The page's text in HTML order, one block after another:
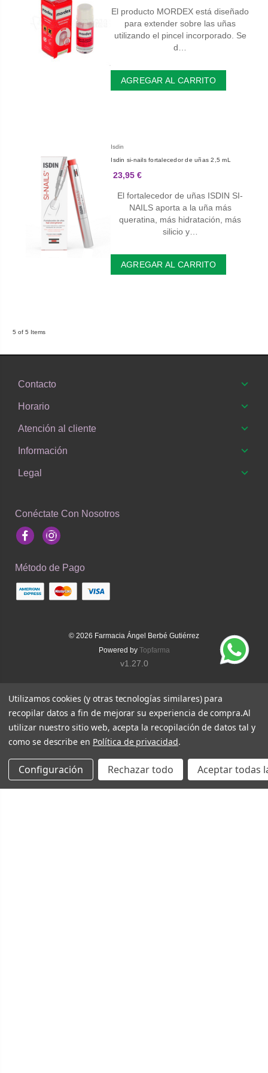
El producto MORDEX está diseñado
para extender sobre las uñas
utilizando el pincel incorporado. Se
d…
AGREGAR AL CARRITO
Isdin
Isdin si-nails fortalecedor de uñas 2,5 mL
23,95 €
El fortalecedor de uñas ISDIN SI-
NAILS aporta a la uña más
queratina, más hidratación, más
silicio y…
AGREGAR AL CARRITO
5 of 5 Items
Contacto
Horario
Atención al cliente
Información
Legal
Conéctate Con Nosotros
FacebookInstagram
Método de Pago
© 2026 Farmacia Ángel Berbé Gutiérrez
Powered by Topfarma
v1.27.0
Utilizamos cookies (y otras tecnologías similares) para
recopilar datos a fin de mejorar su experiencia de compra.Al
utilizar nuestro sitio web, acepta la recopilación de datos tal y
como se describe en Política de privacidad.
Configuración Rechazar todo Aceptar todas